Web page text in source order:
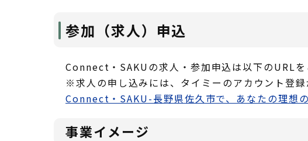
参加（求人）申込
Connect・SAKUの求人・参加申込は以下のURLを
※求人の申し込みには、タイミーのアカウント登録
Connect・SAKU-長野県佐久市で、あなたの理想
事業イメージ